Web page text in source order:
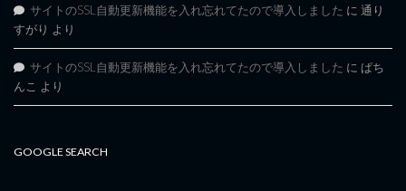
サイトのSSL自動更新機能を入れ忘れてたので導入しました に 通り
すがり より
サイトのSSL自動更新機能を入れ忘れてたので導入しました に ぱち
んこ より
GOOGLE SEARCH